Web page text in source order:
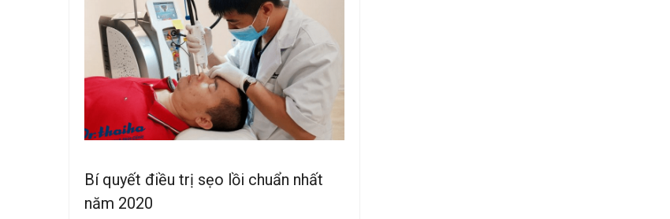
Bí quyết điều trị sẹo lồi chuẩn nhất
năm 2020